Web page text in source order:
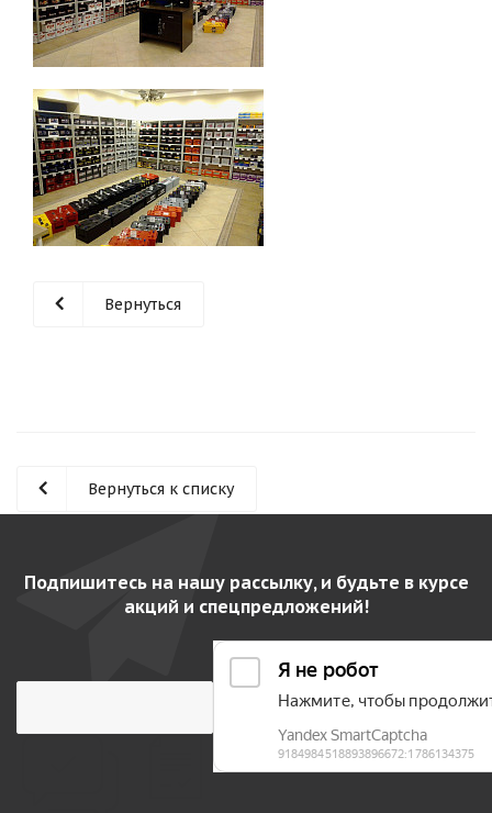
Вернуться
Вернуться к списку
Подпишитесь на нашу рассылку, и будьте в курсе
акций и спецпредложений!